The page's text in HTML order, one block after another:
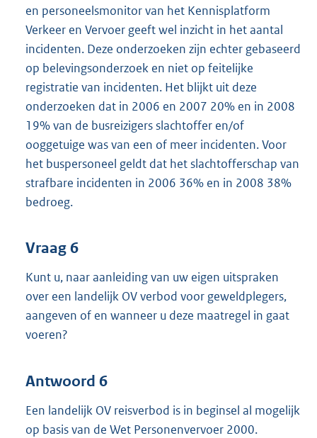
en personeelsmonitor van het Kennisplatform
Verkeer en Vervoer geeft wel inzicht in het aantal
incidenten. Deze onderzoeken zijn echter gebaseerd
op belevingsonderzoek en niet op feitelijke
registratie van incidenten. Het blijkt uit deze
onderzoeken dat in 2006 en 2007 20% en in 2008
19% van de busreizigers slachtoffer en/of
ooggetuige was van een of meer incidenten. Voor
het buspersoneel geldt dat het slachtofferschap van
strafbare incidenten in 2006 36% en in 2008 38%
bedroeg.
Vraag 6
Kunt u, naar aanleiding van uw eigen uitspraken
over een landelijk OV verbod voor geweldplegers,
aangeven of en wanneer u deze maatregel in gaat
voeren?
Antwoord 6
Een landelijk OV reisverbod is in beginsel al mogelijk
op basis van de Wet Personenvervoer 2000.